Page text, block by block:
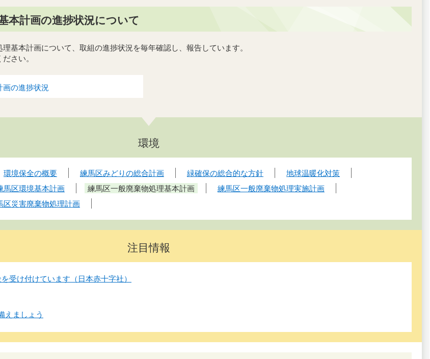
本計画の進捗状況について
基本計画について、取組の進捗状況を毎年確認し、報告しています。
さい。
画の進捗状況
環境
環境保全の概要 練馬区みどりの総合計画 緑確保の総合的な方針
地球温暖化対策
馬区環境基本計画 練馬区一般廃棄物処理基本計画
練馬区一般廃棄物処理実施計画
区災害廃棄物処理計画
注目情報
受け付けています（日本赤十字社）
えましょう